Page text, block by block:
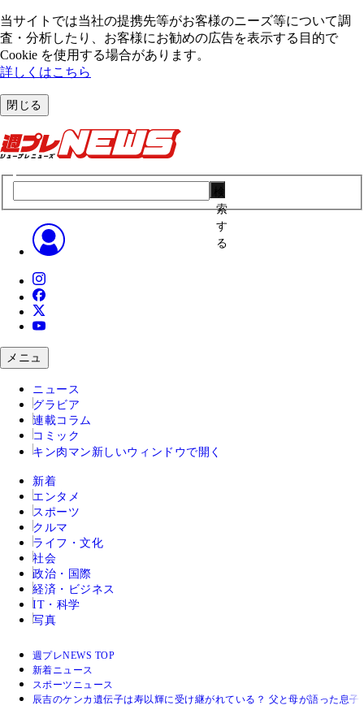
当サイトでは当社の提携先等がお客様のニーズ等について調
査・分析したり、お客様にお勧めの広告を表⽰する⽬的で
Cookie を使⽤する場合があります。
詳しくはこちら
閉じる
索
す
る
メニュ
ニュース
グラビア
連載コラム
コミック
キン肉マン 新しいウィンドウで開く
新着
エンタメ
スポーツ
クルマ
ライフ・文化
社会
政治・国際
経済・ビジネス
IT・科学
写真
週プレNEWS TOP
新着ニュース
スポーツニュース
辰吉のケンカ遺伝子は寿以輝に受け継がれている？ 父と母が語った息子